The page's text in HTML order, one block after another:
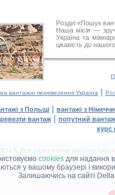
cookiesдля надання
у вашому браузері і
Залишаючись на сайті
Розділ «Пошук
Наша місія —
Україна та
цікавість до
вантажні перевезення Україна |
з Польщі | вантажі з
вантаж| попутний вантаж
курс
Все содержание данного
в інших засобах інформації
ДЕЛЛА® —